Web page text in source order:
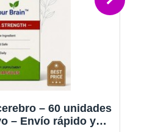
– 60 unidades
– Envío rápido y